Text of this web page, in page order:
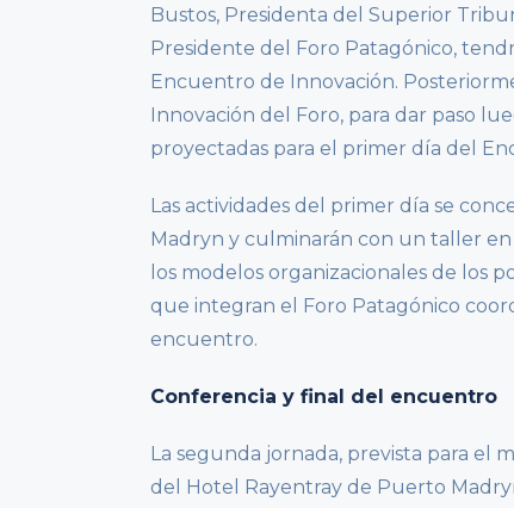
Bustos, Presidenta del Superior
Presidente del Foro Patagónico,
Encuentro de Innovación.
Innovación del Foro, para dar paso
proyectadas para el primer día del
Las actividades del primer día se
Madryn y culminarán con un taller en
los modelos organizacionales de los
que integran el Foro Patagónico
encuentro.
Conferencia y final del encuentro
La segunda jornada, prevista para el
del Hotel Rayentray de Puerto